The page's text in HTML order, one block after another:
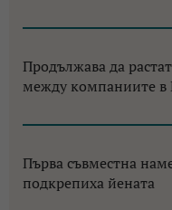
Продължава да
между компаниите в
Първа съвместна
подкрепиха йената